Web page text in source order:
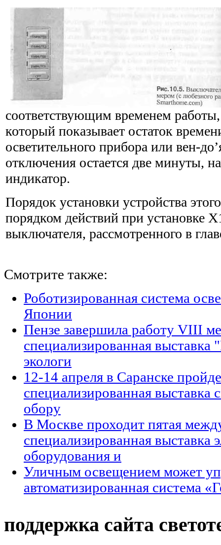
соответствующим временем
который показывает остаток
осветительного прибора или вен-
отключения остается две минуты,
индикатор.
Порядок установки устройства
порядком действий при установке
выключателя, рассмотрен­ного в
Смотрите также:
Роботизированная система
Японии
Пензе завершила работу VIII
специализированная выставка
экологи
12-14 апреля в Саранске
специализированная выставка
обору
В Москве проходит пятая
специализированная выставка
оборудования и
Уличным освещением может
автоматизированная система
поддержка сайта